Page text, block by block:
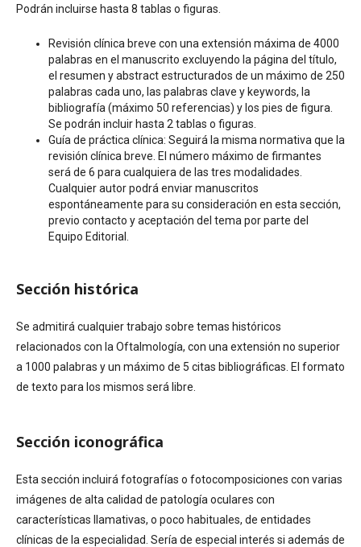
Podrán incluirse hasta 8 tablas o figuras.
Revisión clínica breve con una extensión máxima de 4000
palabras en el manuscrito excluyendo la página del título,
el resumen y abstract estructurados de un máximo de 250
palabras cada uno, las palabras clave y keywords, la
bibliografía (máximo 50 referencias) y los pies de figura.
Se podrán incluir hasta 2 tablas o figuras.
Guía de práctica clínica: Seguirá la misma normativa que la
revisión clínica breve. El número máximo de firmantes
será de 6 para cualquiera de las tres modalidades.
Cualquier autor podrá enviar manuscritos
espontáneamente para su consideración en esta sección,
previo contacto y aceptación del tema por parte del
Equipo Editorial.
Sección histórica
Se admitirá cualquier trabajo sobre temas históricos
relacionados con la Oftalmología, con una extensión no superior
a 1000 palabras y un máximo de 5 citas bibliográficas. El formato
de texto para los mismos será libre.
Sección iconográfica
Esta sección incluirá fotografías o fotocomposiciones con varias
imágenes de alta calidad de patología oculares con
características llamativas, o poco habituales, de entidades
clínicas de la especialidad. Sería de especial interés si además de